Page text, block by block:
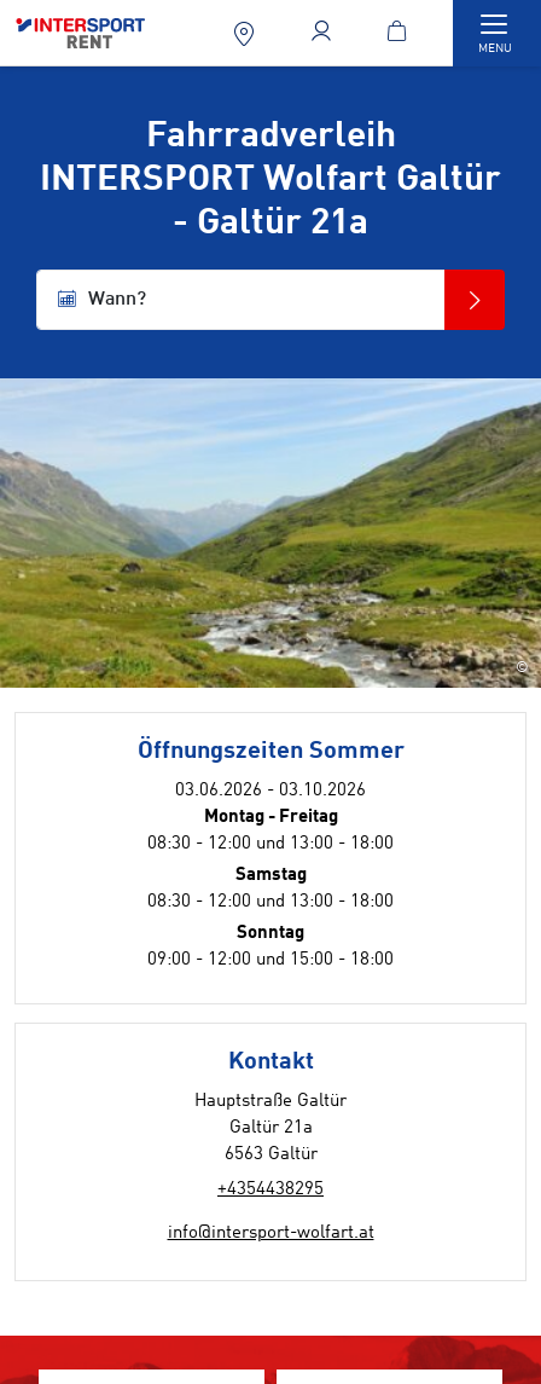
MENU
Fahrradverleih
INTERSPORT Wolfart Galtür
- Galtür 21a
Wann?
©
Öffnungszeiten Sommer
03.06.2026 - 03.10.2026
Montag - Freitag
08:30 - 12:00 und 13:00 - 18:00
Samstag
08:30 - 12:00 und 13:00 - 18:00
Sonntag
09:00 - 12:00 und 15:00 - 18:00
Kontakt
Hauptstraße Galtür
Galtür 21a
6563 Galtür
+4354438295
info@intersport-wolfart.at